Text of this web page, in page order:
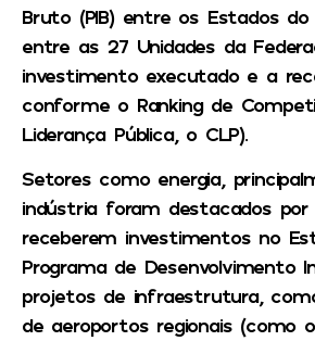
Bruto (PIB) entre os Estados
entre as 27 Unidades da
investimento executado e a
conforme o Ranking de
Liderança Pública, o CLP).
Setores como energia,
indústria foram destacados
receberem investimentos no
Programa de Desenvolvimento
projetos de infraestrutura,
de aeroportos regionais (como